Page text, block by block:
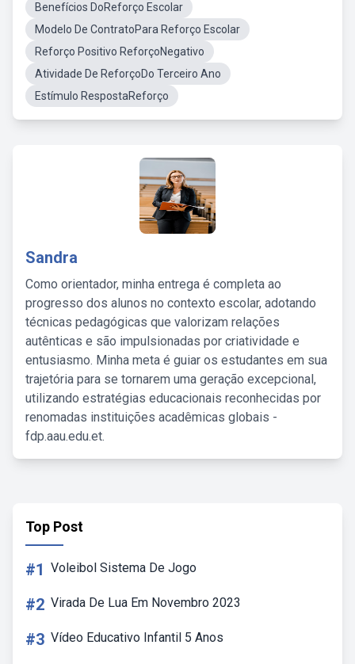
Benefícios DoReforço Escolar
Modelo De ContratoPara Reforço Escolar
Reforço Positivo ReforçoNegativo
Atividade De ReforçoDo Terceiro Ano
Estímulo RespostaReforço
Sandra
Como orientador, minha entrega é completa ao
progresso dos alunos no contexto escolar, adotando
técnicas pedagógicas que valorizam relações
autênticas e são impulsionadas por criatividade e
entusiasmo. Minha meta é guiar os estudantes em sua
trajetória para se tornarem uma geração excepcional,
utilizando estratégias educacionais reconhecidas por
renomadas instituições acadêmicas globais -
fdp.aau.edu.et.
Top Post
#1 Voleibol Sistema De Jogo
#2 Virada De Lua Em Novembro 2023
#3 Vídeo Educativo Infantil 5 Anos